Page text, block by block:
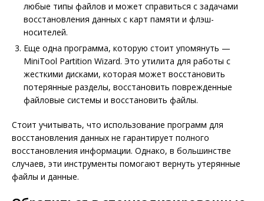
любые типы файлов и может справиться с задачами
восстановления данных с карт памяти и флэш-
носителей.
Еще одна программа, которую стоит упомянуть —
MiniTool Partition Wizard. Это утилита для работы с
жесткими дисками, которая может восстановить
потерянные разделы, восстановить поврежденные
файловые системы и восстановить файлы.
Стоит учитывать, что использование программ для
восстановления данных не гарантирует полного
восстановления информации. Однако, в большинстве
случаев, эти инструменты помогают вернуть утерянные
файлы и данные.